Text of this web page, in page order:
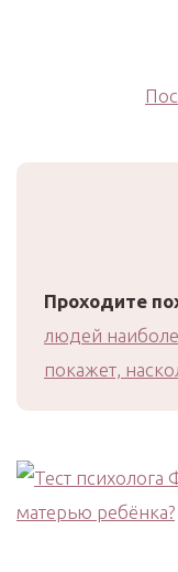
Проходите
людей
покажет,